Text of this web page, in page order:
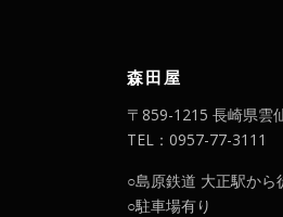
森田屋
〒859-1215 長崎県雲
TEL：0957-77-3111
○島原鉄道 大正駅から
○駐車場有り